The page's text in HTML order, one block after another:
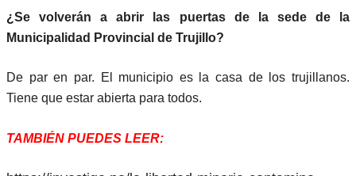
¿Se volverán a abrir las puertas de la sede de la
Municipalidad Provincial de Trujillo?
De par en par. El municipio es la casa de los trujillanos.
Tiene que estar abierta para todos.
TAMBIÉN PUEDES LEER: